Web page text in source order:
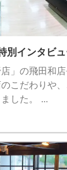
別インタビ
」の飛田和
こだわりや
した。 ...